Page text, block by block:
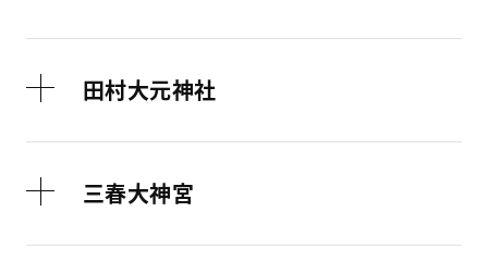
田村大元神社
三春大神宮